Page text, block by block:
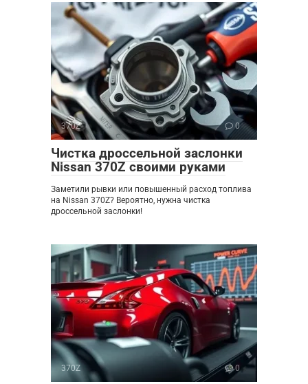
370Z 0
Чистка дроссельной заслонки
Nissan 370Z своими руками
Заметили рывки или повышенный расход топлива
на Nissan 370Z? Вероятно, нужна чистка
дроссельной заслонки!
370Z 0